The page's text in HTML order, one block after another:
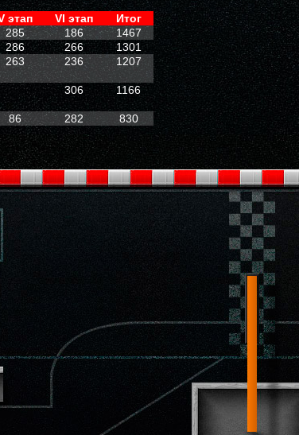
этап VI этап
Итог
285 186
1467
286 266
1301
263 236 1207
306 1166
86 282 830